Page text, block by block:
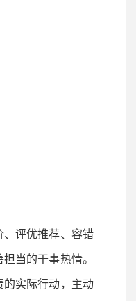
、评优推荐、容错
当的干事热情。
实际行动，主动